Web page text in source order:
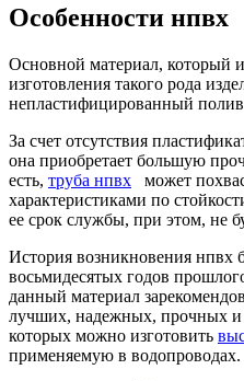
Особенности нпвх
Основной материал, который
изготовления такого рода
непластифицированный
За счет отсутствия
она приобретает большую
есть, труба нпвх может
характеристиками по
ее срок службы, при этом, не
История возникновения нпвх
восьмидесятых годов
данный материал
лучших, надежных, прочных и
которых можно изготовить
применяемую в водопроводах.